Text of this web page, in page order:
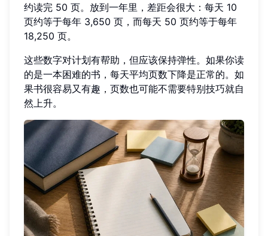
约读完 50 页。放到一年里，差距会很大：每天 10
页约等于每年 3,650 页，而每天 50 页约等于每年
18,250 页。
这些数字对计划有帮助，但应该保持弹性。如果你读
的是一本困难的书，每天平均页数下降是正常的。如
果书很容易又有趣，页数也可能不需要特别技巧就自
然上升。